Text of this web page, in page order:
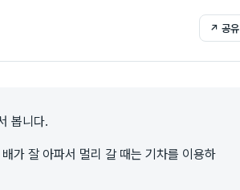
↗ 공유
봅니다.
가 잘 아파서 멀리 갈 때는 기차를 이용하